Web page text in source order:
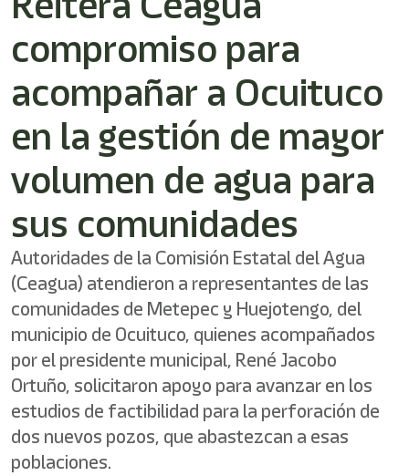
compromiso para
acompañar a Ocuituco
en la gestión de mayor
volumen de agua para
sus comunidades
Autoridades de la Comisión Estatal del Agua
(Ceagua) atendieron a representantes de las
comunidades de Metepec y Huejotengo, del
municipio de Ocuituco, quienes acompañados
por el presidente municipal, René Jacobo
Ortuño, solicitaron apoyo para avanzar en los
estudios de factibilidad para la perforación de
dos nuevos pozos, que abastezcan a esas
poblaciones.